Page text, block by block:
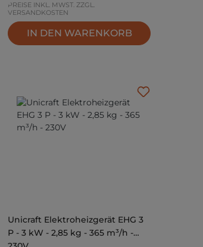
PREISE INKL. MWST. ZZGL.
VERSANDKOSTEN
IN DEN WARENKORB
Unicraft Elektroheizgerät EHG 3
P - 3 kW - 2,85 kg - 365 m³/h -